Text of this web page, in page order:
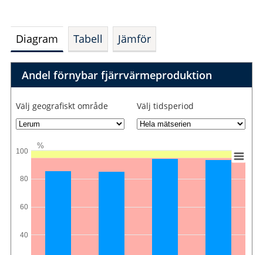
Diagram Tabell Jämför
Andel förnybar fjärrvärmeproduktion
Välj geografiskt område Välj tidsperiod
%
40
60
80
100